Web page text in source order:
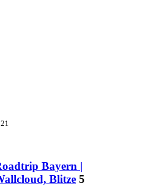
Bayern |
Blitze 5